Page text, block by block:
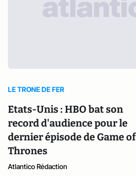
LE TRONE DE FER
Etats-Unis : HBO bat son
record d'audience pour le
dernier épisode de Game of
Thrones
Atlantico Rédaction